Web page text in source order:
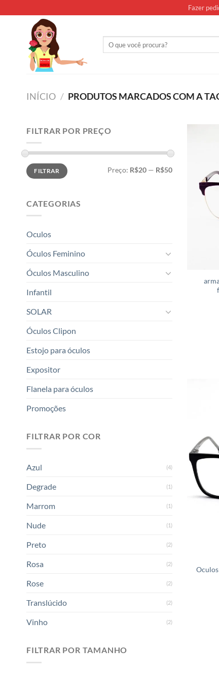
to
Fazer
INÍCIO / PRODUTOS MARCADOS COM A
FILTRAR POR PREÇO
Preço
mínimo
Preço
máximo
FILTRAR Preço: R$20— R$50
CATEGORIAS
Oculos
Óculos Feminino
Óculos Masculino
Infantil
SOLAR
Óculos Clipon
Estojo para óculos
Expositor
Flanela para óculos
Promoções
FILTRAR POR COR
Azul (4)
Degrade (1)
Marrom (1)
Nude (1)
Preto (2)
Rosa (2)
Rose (2)
Translúcido (2)
Vinho (2)
FILTRAR POR TAMANHO